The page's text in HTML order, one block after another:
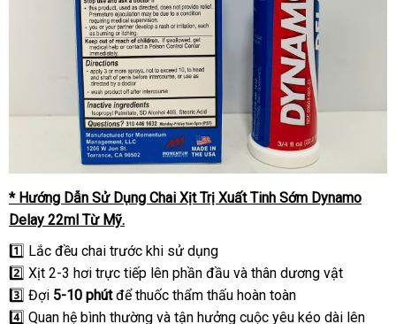
* Hướng Dẫn Sử Dụng Chai Xịt Trị Xuất Tinh Sớm Dynamo
Delay 22ml Từ Mỹ.
1️⃣ Lắc đều chai trước khi sử dụng
2️⃣ Xịt 2-3 hơi trực tiếp lên phần đầu và thân dương vật
3️⃣ Đợi 5-10 phútđể thuốc thẩm thấu hoàn toàn
4️⃣ Quan hệ bình thường và tận hưởng cuộc yêu kéo dài lên